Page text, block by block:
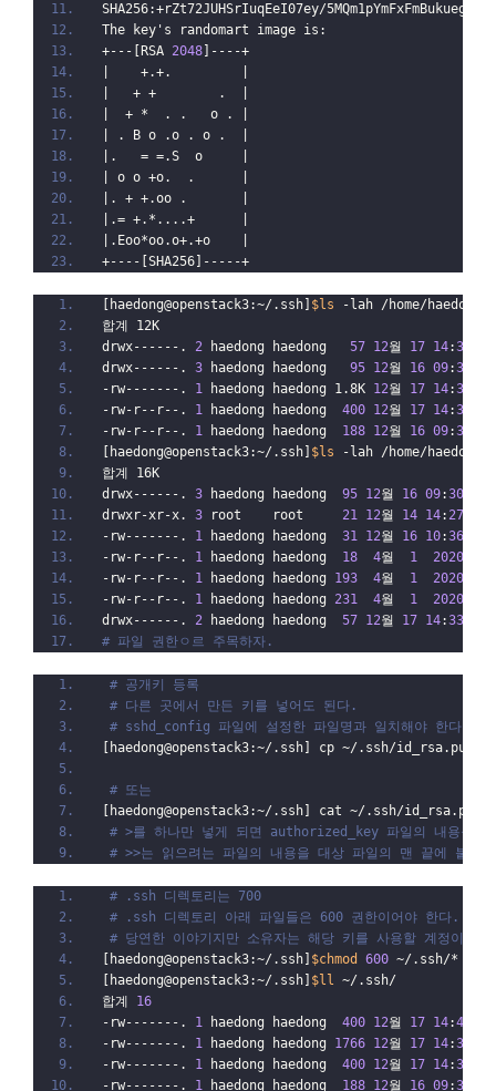
SHA256:+rZt72JUHSrIuqEeI07ey/
The key's randomart image is:
+---[RSA 2048 ]----+
|    +.+.         |
|   + +        .  |
|  + *  . .   o . |
| . B o .o . o .  |
|.   = =.S  o     |
| o o +o.  .      |
|. + +.oo .       |
|.= +.*....+      |
|.Eoo*oo.o+.+o    |
+----[SHA256]-----+
[haedong@openstack3:~/.ssh] $ls -lah /home/
합계 12K
drwx------. 2 haedong haedong 57 12월 17 14:33
drwx------. 3 haedong haedong 95 12월 16 09:30
-rw-------. 1 haedong haedong 1.8K 12월 17 14:33
-rw-r--r--. 1 haedong haedong 400 12월 17 14:33
-rw-r--r--. 1 haedong haedong 188 12월 16 09:30
[haedong@openstack3:~/.ssh] $ls -lah /home/haedong/
합계 16K
drwx------. 3 haedong haedong 95 12월 16 09:30
drwxr-xr-x. 3 root    root 21 12월 14 14: 27
-rw-------. 1 haedong haedong 31 12월 16 10:36
-rw-r--r--. 1 haedong haedong 18 4월 1 2020
-rw-r--r--. 1 haedong haedong 193 4월 1 2020
-rw-r--r--. 1 haedong haedong 231 4월 1 2020
drwx------. 2 haedong haedong 57 12월 17 14:33
# 파일 권한ㅇ르 주목하자.
# 공개키 등록
# 다른 곳에서 만든 키를 넣어도 된다.
# sshd_config 파일에 설정한 파일명과 일치해야 한다.
[haedong@openstack3:~/.ssh] cp ~/.ssh/id_rsa.pub
# 또는
[haedong@openstack3:~/.ssh] cat ~/.ssh/
# >를 하나만 넣게 되면 authorized_key 파일의 내용을
# >>는 읽으려는 파일의 내용을 대상 파일의 맨 끝에 붙여
# .ssh 디렉토리는 700
# .ssh 디렉토리 아래 파일들은 600 권한이어야 한다.
# 당연한 이야기지만 소유자는 해당 키를 사용할 계정이어
[haedong@openstack3:~/.ssh] $chmod 600 ~/.ssh/*
[haedong@openstack3:~/.ssh] $ll ~/.ssh/
합계 16
-rw-------. 1 haedong haedong 400 12월 17 14:41
-rw-------. 1 haedong haedong 1766 12월 17 14:33
-rw-------. 1 haedong haedong 400 12월 17 14:33
-rw-------. 1 haedong haedong 188 12월 16 09:30